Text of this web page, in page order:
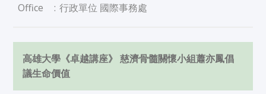
Office
: 行政單位 國際事務處
高雄大學《卓越講座》 慈濟骨髓關懷小組蕭亦鳳倡
議生命價值